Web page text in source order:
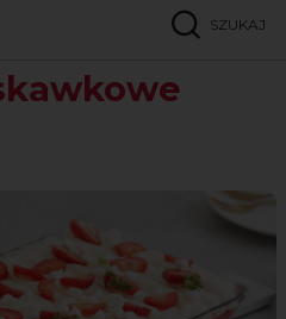
SZUKAJ
Tiramisu truskawkowe
Pinterest
w serwisie Facebook